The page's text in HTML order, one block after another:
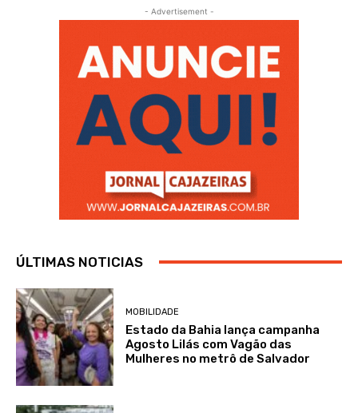
- Advertisement -
ÚLTIMAS NOTICIAS
MOBILIDADE
Estado da Bahia lança campanha
Agosto Lilás com Vagão das
Mulheres no metrô de Salvador